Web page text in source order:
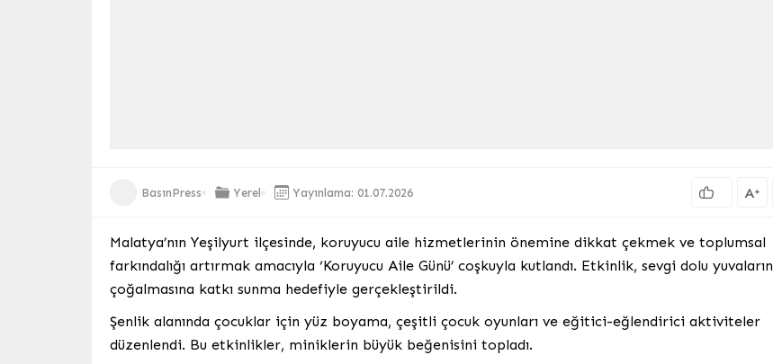
BasınPress Yerel Yayınlama: 01.07.2026 A+
Malatya’nın Yeşilyurt ilçesinde, koruyucu aile hizmetlerinin önemine dikkat çekmek ve toplumsal
farkındalığı artırmak amacıyla ‘Koruyucu Aile Günü’ coşkuyla kutlandı. Etkinlik, sevgi dolu yuvaların
çoğalmasına katkı sunma hedefiyle gerçekleştirildi.
Şenlik alanında çocuklar için yüz boyama, çeşitli çocuk oyunları ve eğitici-eğlendirici aktiviteler
düzenlendi. Bu etkinlikler, miniklerin büyük beğenisini topladı.